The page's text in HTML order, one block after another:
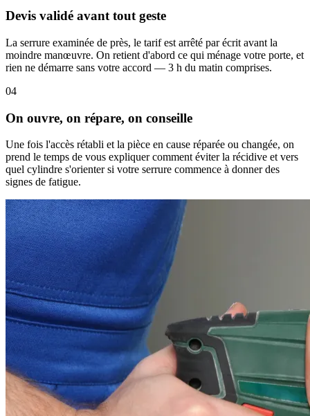
Devis validé avant tout geste
La serrure examinée de près, le tarif est arrêté par écrit avant la
moindre manœuvre. On retient d'abord ce qui ménage votre porte, et
rien ne démarre sans votre accord — 3 h du matin comprises.
04
On ouvre, on répare, on conseille
Une fois l'accès rétabli et la pièce en cause réparée ou changée, on
prend le temps de vous expliquer comment éviter la récidive et vers
quel cylindre s'orienter si votre serrure commence à donner des
signes de fatigue.